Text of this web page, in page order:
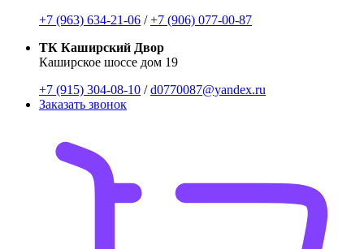
+7 (963) 634-21-06 /+7 (906) 077-00-87
ТК Каширский Двор
Каширское шоссе дом 19
+7 (915) 304-08-10 /d0770087@yandex.ru
Заказать звонок